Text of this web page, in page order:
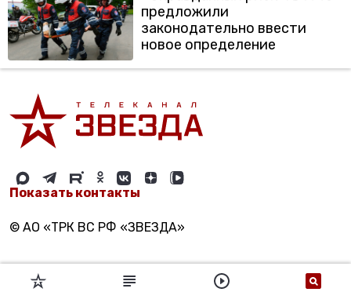
предложили
законодательно ввести
новое определение
Показать контакты
© АО «ТРК ВС РФ «ЗВЕЗДА»